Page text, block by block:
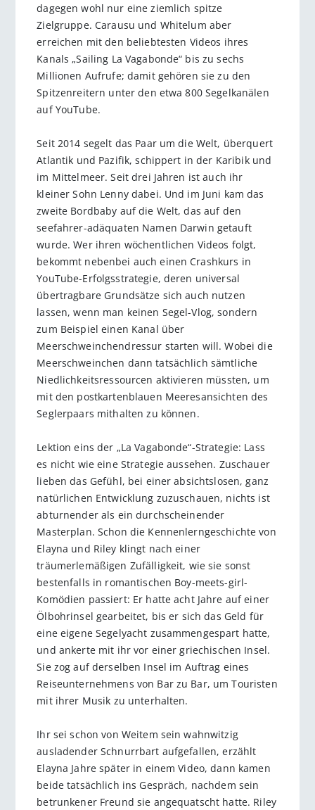
dagegen wohl nur eine ziemlich spitze
Zielgruppe. Carausu und Whitelum aber
erreichen mit den beliebtesten Videos ihres
Kanals „Sailing La Vagabonde“ bis zu sechs
Millionen Aufrufe; damit gehören sie zu den
Spitzenreitern unter den etwa 800 Segelkanälen
auf YouTube.
Seit 2014 segelt das Paar um die Welt, überquert
Atlantik und Pazifik, schippert in der Karibik und
im Mittelmeer. Seit drei Jahren ist auch ihr
kleiner Sohn Lenny dabei. Und im Juni kam das
zweite Bordbaby auf die Welt, das auf den
seefahrer-adäquaten Namen Darwin getauft
wurde. Wer ihren wöchentlichen Videos folgt,
bekommt nebenbei auch einen Crashkurs in
YouTube-Erfolgsstrategie, deren universal
übertragbare Grundsätze sich auch nutzen
lassen, wenn man keinen Segel-Vlog, sondern
zum Beispiel einen Kanal über
Meerschweinchendressur starten will. Wobei die
Meerschweinchen dann tatsächlich sämtliche
Niedlichkeitsressourcen aktivieren müssten, um
mit den postkartenblauen Meeresansichten des
Seglerpaars mithalten zu können.
Lektion eins der „La Vagabonde“-Strategie: Lass
es nicht wie eine Strategie aussehen. Zuschauer
lieben das Gefühl, bei einer absichtslosen, ganz
natürlichen Entwicklung zuzuschauen, nichts ist
abturnender als ein durchscheinender
Masterplan. Schon die Kennenlerngeschichte von
Elayna und Riley klingt nach einer
träumerlemäßigen Zufälligkeit, wie sie sonst
bestenfalls in romantischen Boy-meets-girl-
Komödien passiert: Er hatte acht Jahre auf einer
Ölbohrinsel gearbeitet, bis er sich das Geld für
eine eigene Segelyacht zusammengespart hatte,
und ankerte mit ihr vor einer griechischen Insel.
Sie zog auf derselben Insel im Auftrag eines
Reiseunternehmens von Bar zu Bar, um Touristen
mit ihrer Musik zu unterhalten.
Ihr sei schon von Weitem sein wahnwitzig
ausladender Schnurrbart aufgefallen, erzählt
Elayna Jahre später in einem Video, dann kamen
beide tatsächlich ins Gespräch, nachdem sein
betrunkener Freund sie angequatscht hatte. Riley